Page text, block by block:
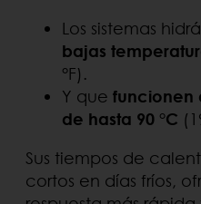
Los sistemas
bajas
°F).
Y que funcionen
de hasta 90 °C
Sus tiempos de
cortos en días fríos,